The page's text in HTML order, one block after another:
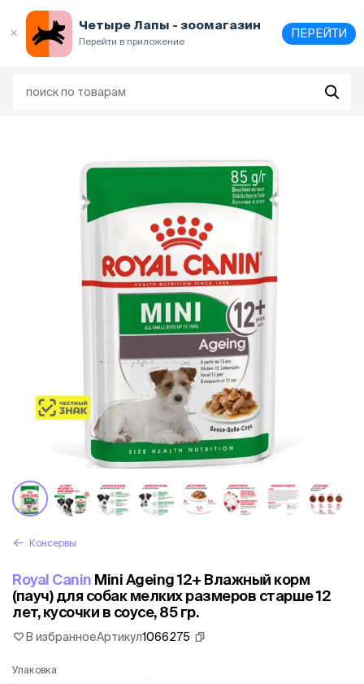
Четыре Лапы - зоомагазин
Перейти в приложение
ПЕРЕЙТИ
Консервы
Royal Canin Mini Ageing 12+ Влажный корм
(пауч) для собак мелких размеров старше 12
лет, кусочки в соусе, 85 гр.
В избранноеАртикул1066275
Упаковка